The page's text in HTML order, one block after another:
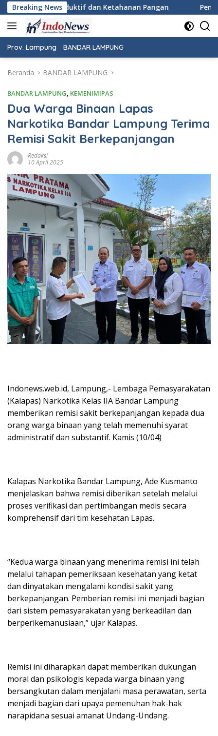
Langsung
ke
konten
Breaking News
Pangan Pemeriksaan Kesehatan Gratis
Prov. Lampung BANDAR LAMPUNG
Beranda BANDAR LAMPUNG
BANDAR LAMPUNG, KEMENIMIPAS
Dua Warga Binaan Lapas
Narkotika Bandar Lampung Terima
Remisi Sakit Berkepanjangan
Redaksi
10 April 2025
Indonews.web.id, Lampung,- Lembaga Pemasyarakatan
(Kalapas) Narkotika Kelas IIA Bandar Lampung
memberikan remisi sakit berkepanjangan kepada dua
orang warga binaan yang telah memenuhi syarat
administratif dan substantif. Kamis (10/04)
Kalapas Narkotika Bandar Lampung, Ade Kusmanto
menjelaskan bahwa remisi diberikan setelah melalui
proses verifikasi dan pertimbangan medis secara
komprehensif dari tim kesehatan Lapas.
“Kedua warga binaan yang menerima remisi ini telah
melalui tahapan pemeriksaan kesehatan yang ketat
dan dinyatakan mengalami kondisi sakit yang
berkepanjangan. Pemberian remisi ini menjadi bagian
dari sistem pemasyarakatan yang berkeadilan dan
berperikemanusiaan,” ujar Kalapas.
Remisi ini diharapkan dapat memberikan dukungan
moral dan psikologis kepada warga binaan yang
bersangkutan dalam menjalani masa perawatan, serta
menjadi bagian dari upaya pemenuhan hak-hak
narapidana sesuai amanat Undang-Undang.